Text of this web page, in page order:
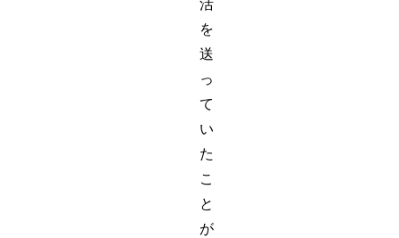
活
を
送
っ
て
い
た
こ
と
が